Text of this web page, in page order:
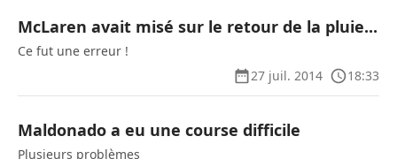
McLaren avait misé sur le retour de la pluie...
Ce fut une erreur !
27 juil. 2014
18:33
Maldonado a eu une course difficile
Plusieurs problèmes